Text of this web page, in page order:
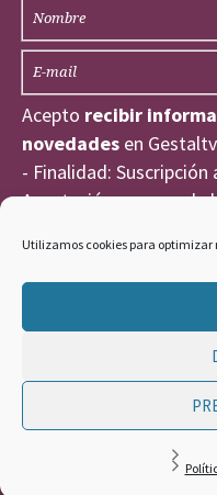
Utilizamos cookies para optimizar
Acepto recibir
novedades en
- Finalidad:
Aceptación expresa de
He leído y acepto